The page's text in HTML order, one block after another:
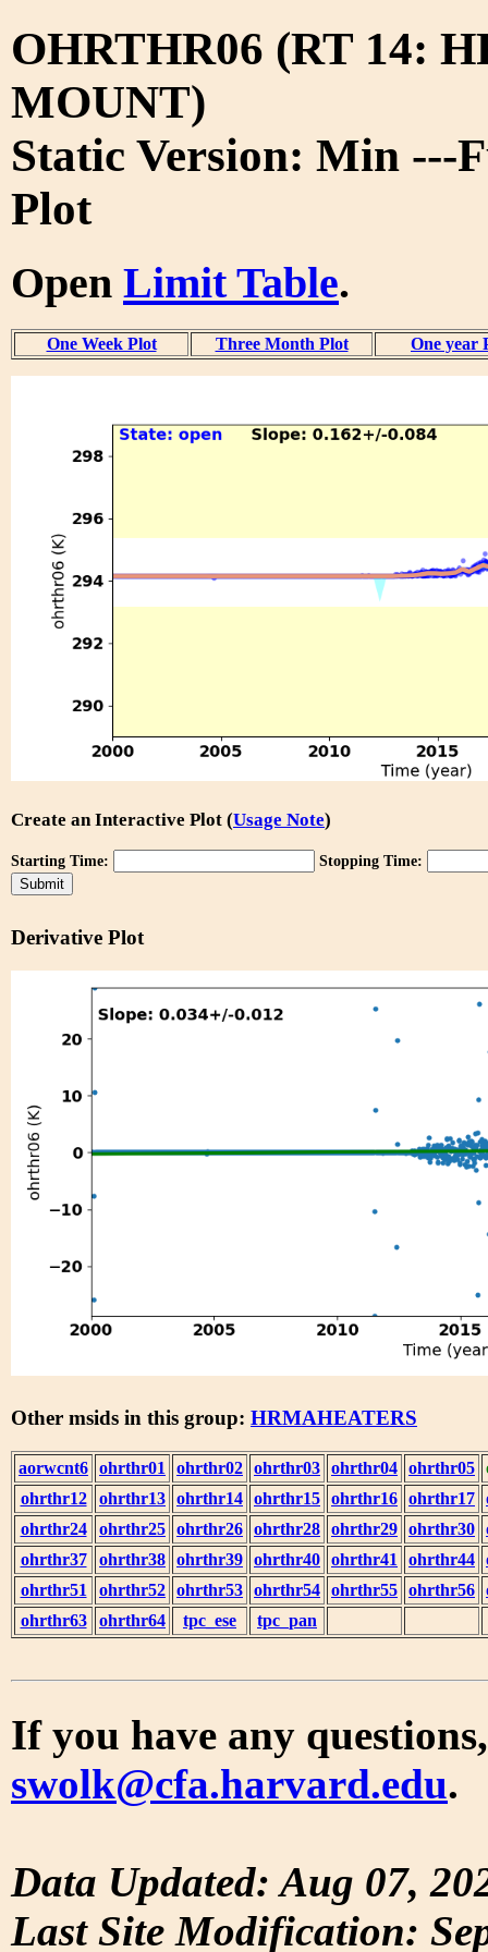
OHRTHR06 (RT 14:
MOUNT)
Static Version: Min ---
Plot
Open Limit Table.
One Week Plot Three Month Plot One year
Create an Interactive Plot (Usage Note)
Starting Time: Stopping Time:
Derivative Plot
Other msids in this group: HRMAHEATERS
aorwcnt6 ohrthr01 ohrthr02 ohrthr03 ohrthr04 ohrthr05
ohrthr12
ohrthr13 ohrthr14 ohrthr15 ohrthr16 ohrthr17
ohrthr24
ohrthr25 ohrthr26 ohrthr28 ohrthr29 ohrthr30
ohrthr37
ohrthr38 ohrthr39 ohrthr40 ohrthr41 ohrthr44
ohrthr51
ohrthr52 ohrthr53 ohrthr54 ohrthr55 ohrthr56
ohrthr63
ohrthr64 tpc_ese tpc_pan
If you have any
swolk@cfa.harvard.edu.
Data Updated: Aug 07,
Last Site Modification: